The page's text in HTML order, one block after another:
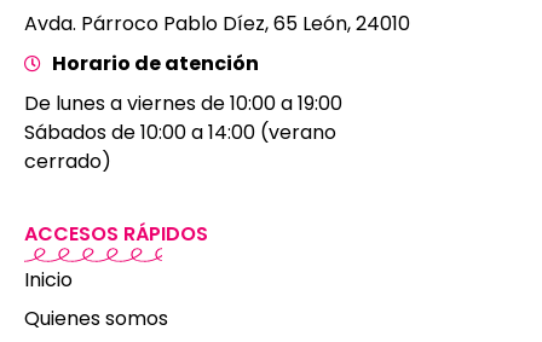
Avda. Párroco Pablo Díez, 65 León, 24010
Horario de atención
De lunes a viernes de 10:00 a 19:00
Sábados de 10:00 a 14:00 (verano
cerrado)
ACCESOS RÁPIDOS
Inicio
Quienes somos